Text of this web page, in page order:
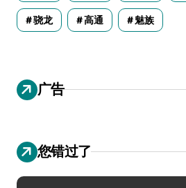
骁龙 高通 魅族
广告
您错过了